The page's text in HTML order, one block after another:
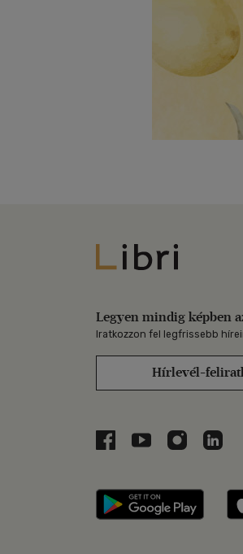
Libri
Legyen mindig képben
Iratkozzon fel legfrissebb
Hírlevél-
Libri a Facebookon
Libri aLibri az
Libri